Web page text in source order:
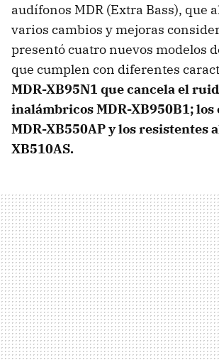
audífonos MDR (Extra Bass), que
varios cambios y mejoras
presentó cuatro nuevos modelos
que cumplen con diferentes
MDR-XB95N1 que cancela el
inalámbricos MDR-XB950B1; los
MDR-XB550AP y los resistentes
XB510AS.